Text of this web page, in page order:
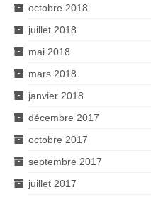
octobre 2018
juillet 2018
mai 2018
mars 2018
janvier 2018
décembre 2017
octobre 2017
septembre 2017
juillet 2017